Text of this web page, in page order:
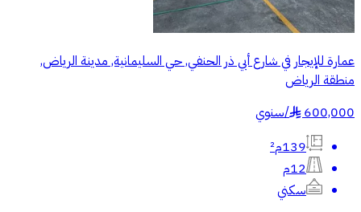
عمارة للإيجار في شارع أبي ذر الحنفي, حي السليمانية, مدينة الرياض,
منطقة الرياض
600,000
§
/سنوي
139م²
12م
سكني